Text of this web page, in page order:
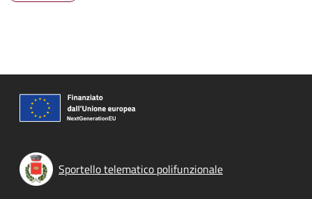
Sportello telematico polifunzionale